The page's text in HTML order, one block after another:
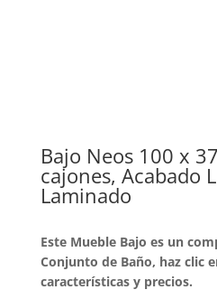
Bajo Neos 100 x
cajones, Acabado
Laminado
Este Mueble Bajo es un
Conjunto de Baño, haz clic
características y precios.